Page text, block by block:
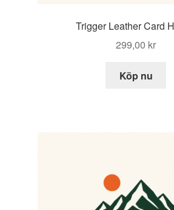
Trigger Leather Card
299,00 kr
Köp nu